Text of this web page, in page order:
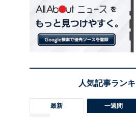
最新 一週間